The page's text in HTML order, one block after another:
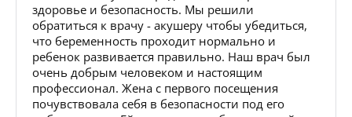
здоровье и безопасность. Мы решили
обратиться к врачу - акушеру чтобы убедиться,
что беременность проходит нормально и
ребенок развивается правильно. Наш врач был
очень добрым человеком и настоящим
профессионал. Жена с первого посещения
почувствовала себя в безопасности под его